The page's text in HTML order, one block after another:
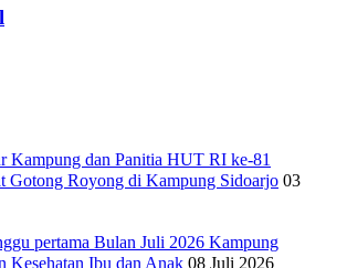
Kampung dan Panitia HUT RI ke-81
Gotong Royong di Kampung Sidoarjo 03
pertama Bulan Juli 2026 Kampung
Kesehatan Ibu dan Anak 08 Juli 2026